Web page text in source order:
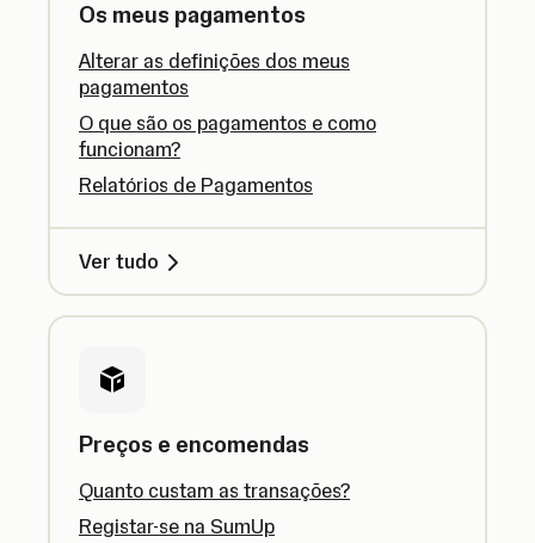
Os meus pagamentos
Alterar as definições dos meus
pagamentos
O que são os pagamentos e como
funcionam?
Relatórios de Pagamentos
Ver tudo
Preços e encomendas
Quanto custam as transações?
Registar-se na SumUp